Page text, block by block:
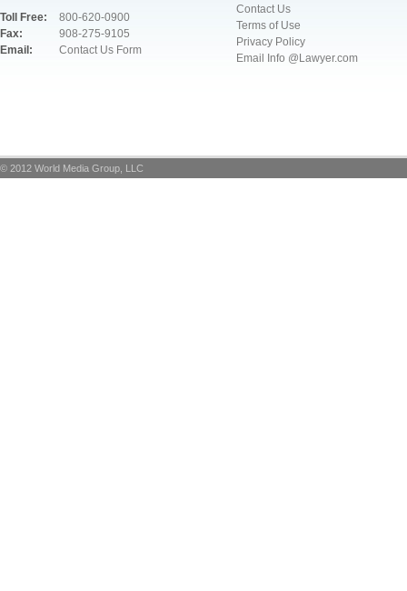
Toll Free:
Fax:
Email:
800-620-0900
908-275-9105
Contact Us Form
Contact Us
Terms of Use
Privacy Policy
Email Info @Lawyer.com
© 2012 World Media Group, LLC